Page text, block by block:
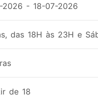
2026 - 18-07-2026
das 18H às 23H e
de 18